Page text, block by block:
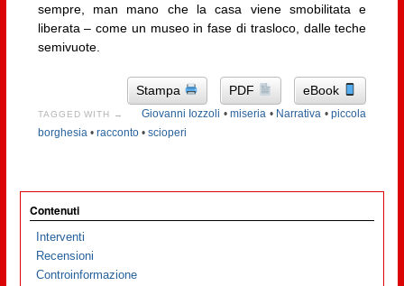
sempre, man mano che la casa viene smobilitata e
liberata – come un museo in fase di trasloco, dalle teche
semivuote.
Stampa PDF eBook
TAGGED WITH → Giovanni Iozzoli •miseria • Narrativa •piccola
borghesia• racconto• scioperi
Contenuti
Interventi
Recensioni
Controinformazione